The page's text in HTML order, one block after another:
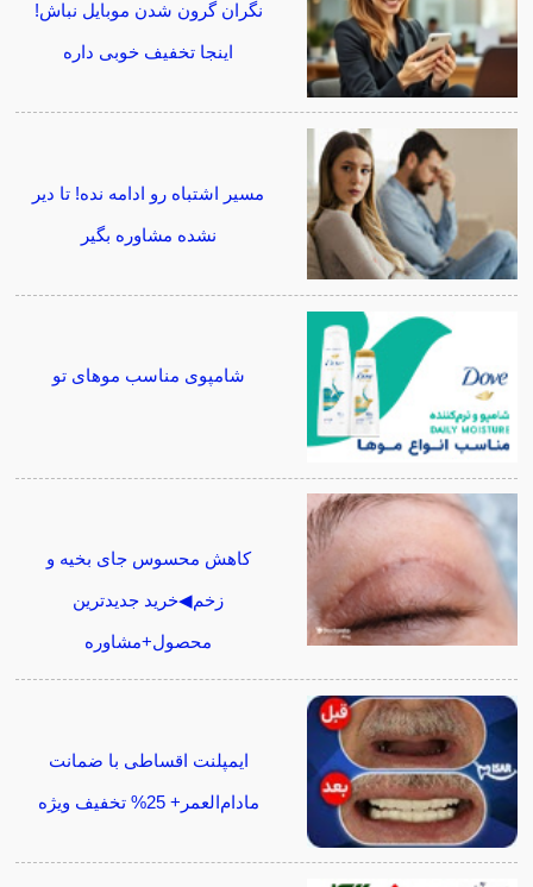
نگران گرون شدن موبایل نباش!
اینجا تخفیف خوبی داره
مسیر اشتباه رو ادامه نده! تا دیر
نشده مشاوره بگیر
شامپوی مناسب موهای تو
کاهش محسوس جای بخیه و
زخم◀خرید جدیدترین
محصول+مشاوره
ایمپلنت اقساطی با ضمانت
مادام‌العمر+ 25% تخفیف ویژه